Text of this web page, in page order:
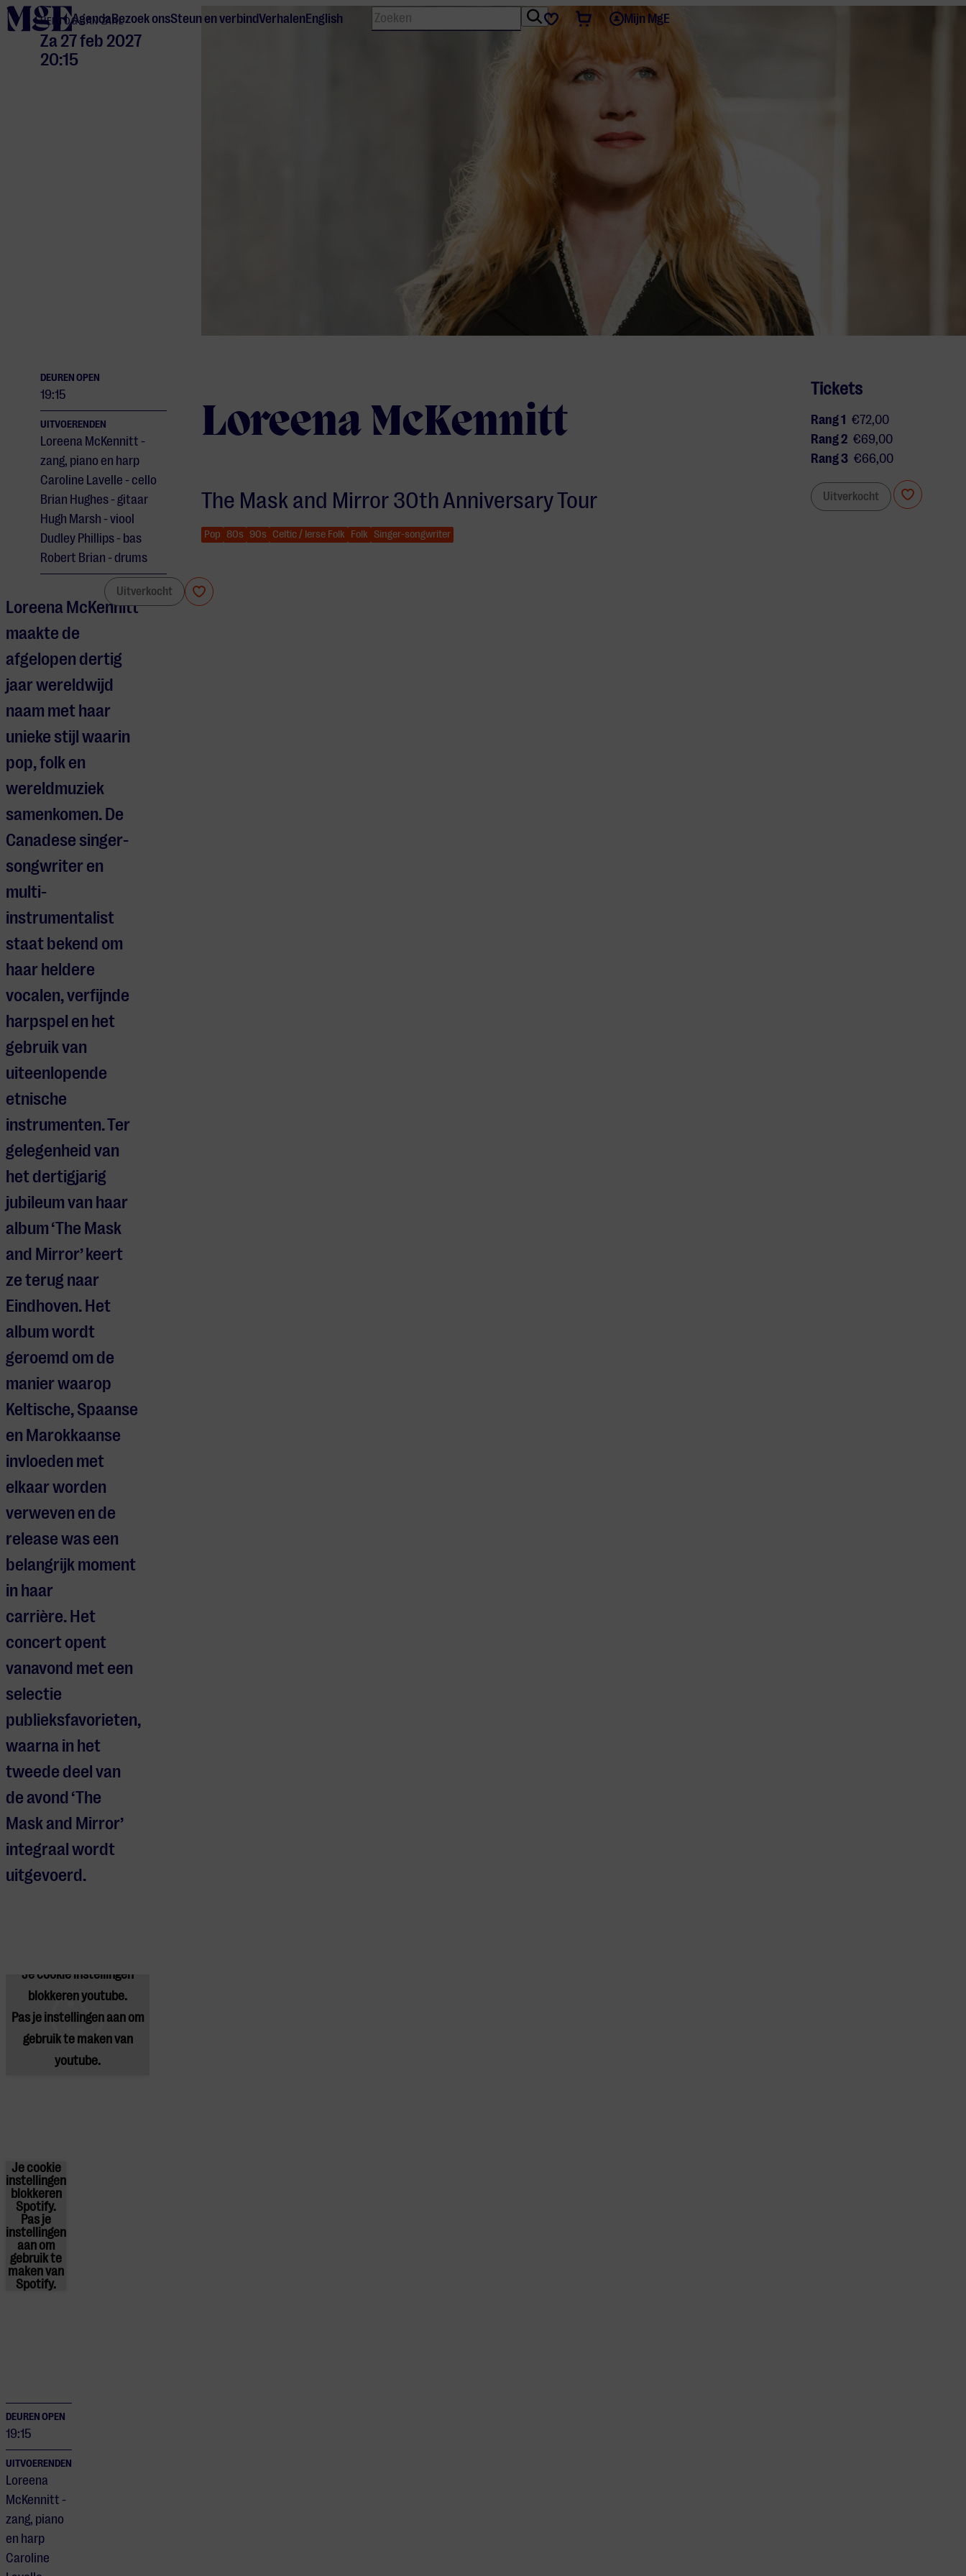
home
AgendaBezoek onsSteun en verbindVerhalen English Zoeken FavorietenTicketsMijn MgE
HERTOG JAN ZAAL
Za 27 feb 2027
20:15
DEUREN OPEN
19:15
UITVOERENDEN
Loreena McKennitt -
zang, piano en harp
Caroline Lavelle - cello
Brian Hughes - gitaar
Hugh Marsh - viool
Dudley Phillips - bas
Robert Brian - drums
Loreena McKennitt
The Mask and Mirror 30th Anniversary Tour
Pop 80s 90s Celtic / Ierse Folk Folk Singer-songwriter
Tickets
Rang 1 €72,00
Rang 2 €69,00
Rang 3 €66,00
Uitverkocht
Uitverkocht
Loreena McKennitt
maakte de
afgelopen dertig
jaar wereldwijd
naam met haar
unieke stijl waarin
pop, folk en
wereldmuziek
samenkomen. De
Canadese singer-
songwriter en
multi-
instrumentalist
staat bekend om
haar heldere
vocalen, verfijnde
harpspel en het
gebruik van
uiteenlopende
etnische
instrumenten. Ter
gelegenheid van
het dertigjarig
jubileum van haar
album ‘The Mask
and Mirror’keert
ze terug naar
Eindhoven.Het
album wordt
geroemd om de
manier waarop
Keltische, Spaanse
en Marokkaanse
invloeden met
elkaar worden
verweven en de
release was een
belangrijk moment
in haar
carrière.Het
concert opent
vanavond met een
selectie
publieksfavorieten,
waarna in het
tweede deel van
de avond ‘The
Mask and Mirror’
integraal wordt
uitgevoerd.
Je cookie instellingen
blokkeren youtube.
Pas je instellingenaan om
gebruik te maken van
youtube.
Je cookie
instellingen
blokkeren
Spotify.
Pas je
instellingen
aan om
gebruik te
maken van
Spotify.
DEUREN OPEN
19:15
UITVOERENDEN
Loreena
McKennitt -
zang, piano
en harp
Caroline